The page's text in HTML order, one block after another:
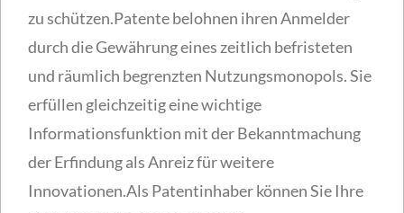
zu schützen.Patente belohnen ihren Anmelder
durch die Gewährung eines zeitlich befristeten
und räumlich begrenzten Nutzungsmonopols. Sie
erfüllen gleichzeitig eine wichtige
Informationsfunktion mit der Bekanntmachung
der Erfindung als Anreiz für weitere
Innovationen.Als Patentinhaber können Sie Ihre